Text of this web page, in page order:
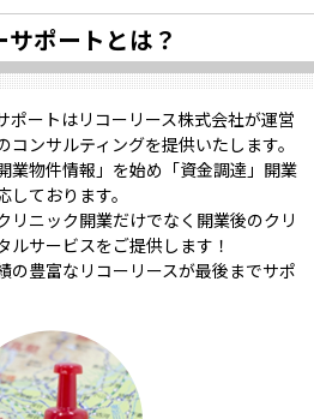
サポートとは？
ポートはリコーリース株式会社が運営
ンサルティングを提供いたします。
業物件情報」を始め「資金調達」開業
ております。
リニック開業だけでなく開業後のクリ
ルサービスをご提供します！
の豊富なリコーリースが最後までサポ